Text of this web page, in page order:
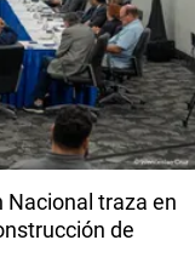
Nacional traza en
de